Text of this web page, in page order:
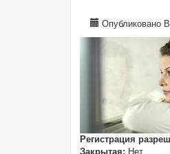
Опубликовано
Регистрация
Закрытая: Нет